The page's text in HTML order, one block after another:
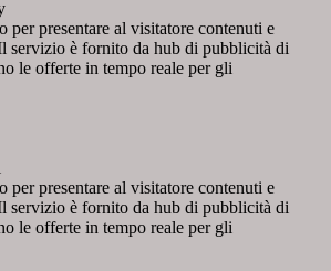
per presentare al visitatore contenuti e
servizio è fornito da hub di pubblicità di
le offerte in tempo reale per gli
per presentare al visitatore contenuti e
servizio è fornito da hub di pubblicità di
le offerte in tempo reale per gli